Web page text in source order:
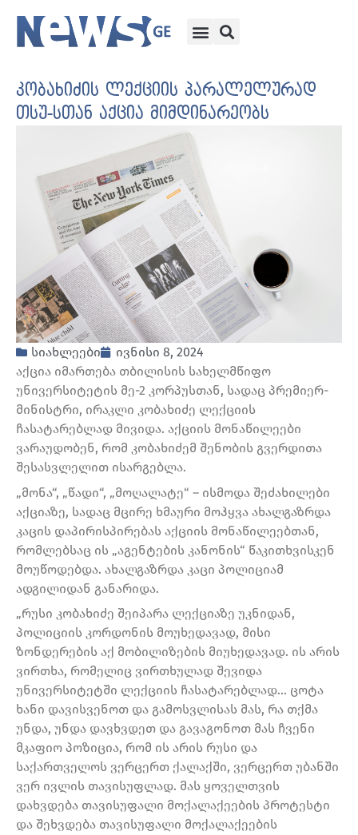
კობახიძის ლექციის პარალელურად
თსუ-სთან აქცია მიმდინარეობს
სიახლეები
ივნისი 8, 2024
აქცია იმართება თბილისის სახელმწიფო
უნივერსიტეტის მე-2 კორპუსთან, სადაც პრემიერ-
მინისტრი, ირაკლი კობახიძე ლექციის
ჩასატარებლად მივიდა. აქციის მონაწილეები
ვარაუდობენ, რომ კობახიძემ შენობის გვერდითა
შესასვლელით ისარგებლა.
„მონა“, „წადი“, „მოღალატე“ – ისმოდა შეძახილები
აქციაზე, სადაც მცირე ხმაური მოჰყვა ახალგაზრდა
კაცის დაპირისპირებას აქციის მონაწილეებთან,
რომლებსაც ის „აგენტების კანონის“ წაკითხვისკენ
მოუწოდებდა. ახალგაზრდა კაცი პოლიციამ
ადგილიდან განარიდა.
„რუსი კობახიძე შეიპარა ლექციაზე უკნიდან,
პოლიციის კორდონის მოუხედავად, მისი
ზონდერების აქ მობილიზების მიუხედავად. ის არის
ვირთხა, რომელიც ვირთხულად შევიდა
უნივერსიტეტში ლექციის ჩასატარებლად… ცოტა
ხანი დავისვენოთ და გამოსვლისას მას, რა თქმა
უნდა, უნდა დავხვდეთ და გავაგონოთ მას ჩვენი
მკაფიო პოზიცია, რომ ის არის რუსი და
საქართველოს ვერცერთ ქალაქში, ვერცერთ უბანში
ვერ ივლის თავისუფლად. მას ყოველთვის
დახვდება თავისუფალი მოქალაქეების პროტესტი
და შეხვდება თავისუფალი მოქალაქეების